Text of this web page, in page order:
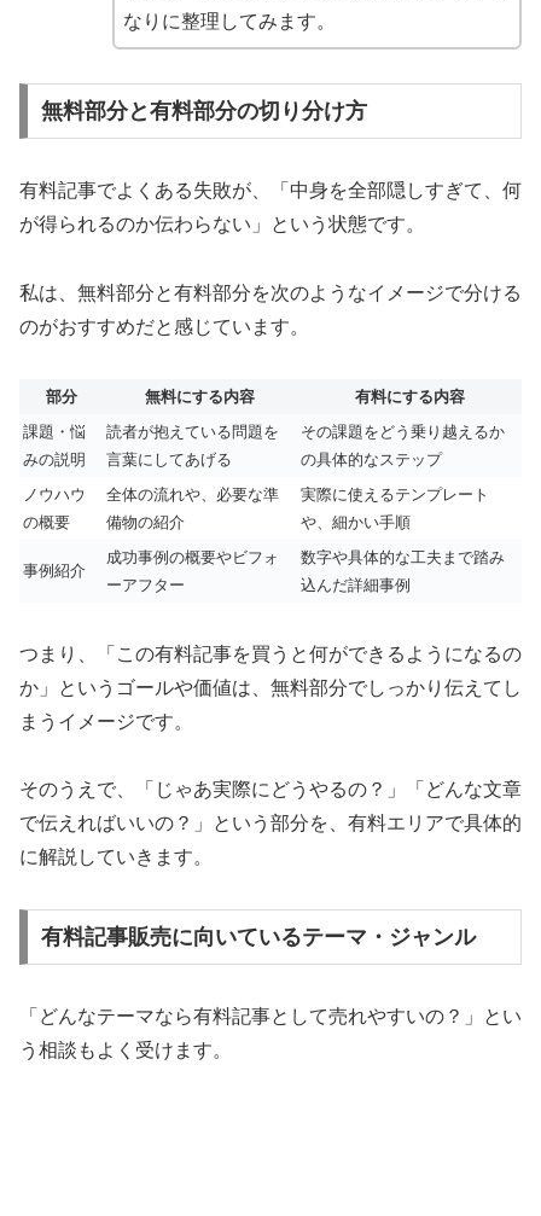
なりに整理してみます。
無料部分と有料部分の切り分け方
有料記事でよくある失敗が、「中身を全部隠しすぎて、何
が得られるのか伝わらない」という状態です。
私は、無料部分と有料部分を次のようなイメージで分ける
のがおすすめだと感じています。
部分 無料にする内容
有料にする内容
課題・悩
みの説明
読者が抱えている問題を
言葉にしてあげる
その課題をどう乗り越えるか
の具体的なステップ
ノウハウ
の概要
全体の流れや、必要な準
備物の紹介
実際に使えるテンプレート
や、細かい手順
事例紹介
成功事例の概要やビフォ
ーアフター
数字や具体的な工夫まで踏み
込んだ詳細事例
つまり、「この有料記事を買うと何ができるようになるの
か」というゴールや価値は、無料部分でしっかり伝えてし
まうイメージです。
そのうえで、「じゃあ実際にどうやるの？」「どんな文章
で伝えればいいの？」という部分を、有料エリアで具体的
に解説していきます。
有料記事販売に向いているテーマ・ジャンル
「どんなテーマなら有料記事として売れやすいの？」とい
う相談もよく受けます。